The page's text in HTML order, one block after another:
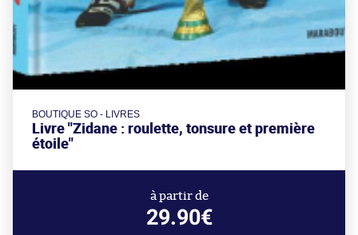
BOUTIQUE SO - LIVRES
Livre "Zidane : roulette, tonsure et première
étoile"
à partir de
29.90€